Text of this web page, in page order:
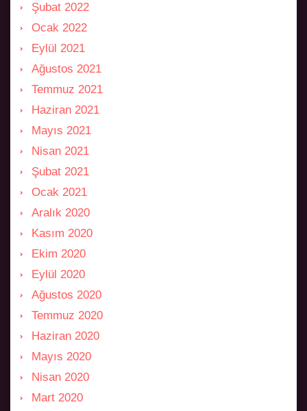
Şubat 2022
Ocak 2022
Eylül 2021
Ağustos 2021
Temmuz 2021
Haziran 2021
Mayıs 2021
Nisan 2021
Şubat 2021
Ocak 2021
Aralık 2020
Kasım 2020
Ekim 2020
Eylül 2020
Ağustos 2020
Temmuz 2020
Haziran 2020
Mayıs 2020
Nisan 2020
Mart 2020